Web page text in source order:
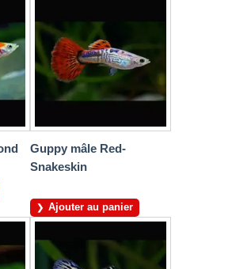
Guppy mâle Red-
Snakeskin
Ajouter au panier